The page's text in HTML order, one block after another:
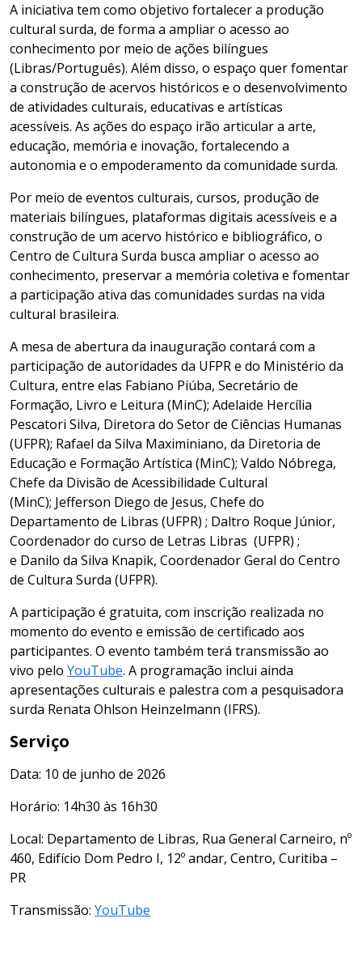
A iniciativa tem como objetivo fortalecer a produção
cultural surda, de forma a ampliar o acesso ao
conhecimento por meio de ações bilíngues
(Libras/Português). Além disso, o espaço quer fomentar
a construção de acervos históricos e o desenvolvimento
de atividades culturais, educativas e artísticas
acessíveis. As ações do espaço irão articular a arte,
educação, memória e inovação, fortalecendo a
autonomia e o empoderamento da comunidade surda.
Por meio de eventos culturais, cursos, produção de
materiais bilíngues, plataformas digitais acessíveis e a
construção de um acervo histórico e bibliográfico, o
Centro de Cultura Surda busca ampliar o acesso ao
conhecimento, preservar a memória coletiva e fomentar
a participação ativa das comunidades surdas na vida
cultural brasileira.
A mesa de abertura da inauguração contará com a
participação de autoridades da UFPR e do Ministério da
Cultura, entre elas Fabiano Piúba, Secretário de
Formação, Livro e Leitura (MinC); Adelaide Hercília
Pescatori Silva, Diretora do Setor de Ciências Humanas
(UFPR); Rafael da Silva Maximiniano, da Diretoria de
Educação e Formação Artística (MinC); Valdo Nóbrega,
Chefe da Divisão de Acessibilidade Cultural
(MinC); Jefferson Diego de Jesus, Chefe do
Departamento de Libras (UFPR) ; Daltro Roque Júnior,
Coordenador do curso de Letras Libras (UFPR) ;
e Danilo da Silva Knapik, Coordenador Geral do Centro
de Cultura Surda (UFPR).
A participação é gratuita, com inscrição realizada no
momento do evento e emissão de certificado aos
participantes. O evento também terá transmissão ao
vivo pelo YouTube. A programação inclui ainda
apresentações culturais e palestra com a pesquisadora
surda Renata Ohlson Heinzelmann (IFRS).
Serviço
Data: 10 de junho de 2026
Horário: 14h30 às 16h30
Local: Departamento de Libras, Rua General Carneiro, nº
460, Edifício Dom Pedro I, 12º andar, Centro, Curitiba –
PR
Transmissão: YouTube